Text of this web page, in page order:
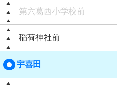
第六葛西小学校前
稲荷神社前
宇喜田